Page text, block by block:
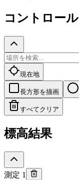
コントロール
現在地
長方形を描画
すべてクリア
標高結果
測定 1